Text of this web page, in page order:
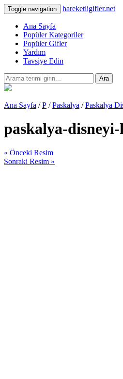
Toggle navigation hareketligifler.net
Ana Sayfa
Popüler Kategoriler
Popüler Gifler
Yardım
Tavsiye Edin
Ara
Ana Sayfa /P /Paskalya /Paskalya
paskalya-
« Önceki Resim
Sonraki Resim »